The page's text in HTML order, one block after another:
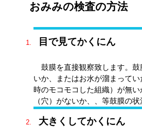
おみみの検査の方法
目で見てかくにん
鼓膜を直接観察致します。鼓
いか、またはお水が溜まって
時のモコモコした組織）が無
（穴）がないか、、等鼓膜の
大きくしてかくにん